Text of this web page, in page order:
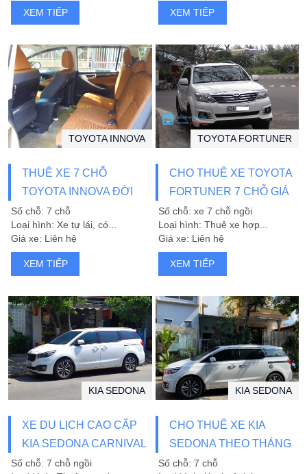
XEM TIẾP XEM TIẾP
THUÊ XE 7 CHỖ
TOYOTA INNOVA ĐỜI
MỚI
TOYOTA INNOVA
Số chỗ: 7 chỗ
Loại hình: Xe tự lái, có...
Giá xe: Liên hệ
XEM TIẾP
CHO THUÊ XE TOYOTA
FORTUNER 7 CHỖ GIÁ
RẺ
TOYOTA FORTUNER
Số chỗ: xe 7 chỗ ngồi
Loại hình: Thuê xe hợp...
Giá xe: Liên hệ
XEM TIẾP
XE DU LỊCH CAO CẤP
KIA SEDONA CARNIVAL
KIA SEDONA
Số chỗ: 7 chỗ ngồi
CHO THUÊ XE KIA
SEDONA THEO THÁNG
KIA SEDONA
Số chỗ: 7 chỗ